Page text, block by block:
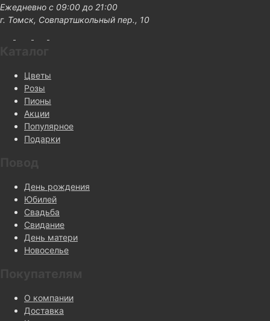
Ежедневно с 09:00 до 21:00
г. Томск, Совпартшкольный пер., 10
Цветы
Розы
Пионы
Акции
Популярное
Подарки
День рождения
Юбилей
Свадьба
Свидание
День матери
Новоселье
О компании
Доставка